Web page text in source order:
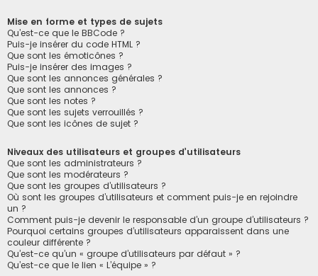
Mise en forme et types de sujets
Qu’est-ce que le BBCode ?
Puis-je insérer du code HTML ?
Que sont les émoticônes ?
Puis-je insérer des images ?
Que sont les annonces générales ?
Que sont les annonces ?
Que sont les notes ?
Que sont les sujets verrouillés ?
Que sont les icônes de sujet ?
Niveaux des utilisateurs et groupes d’utilisateurs
Que sont les administrateurs ?
Que sont les modérateurs ?
Que sont les groupes d’utilisateurs ?
Où sont les groupes d’utilisateurs et comment puis-je en rejoindre
un ?
Comment puis-je devenir le responsable d’un groupe d’utilisateurs ?
Pourquoi certains groupes d’utilisateurs apparaissent dans une
couleur différente ?
Qu’est-ce qu’un « groupe d’utilisateurs par défaut » ?
Qu’est-ce que le lien « L’équipe » ?